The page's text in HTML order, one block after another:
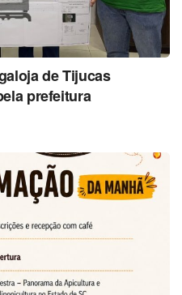
de Tijucas
prefeitura